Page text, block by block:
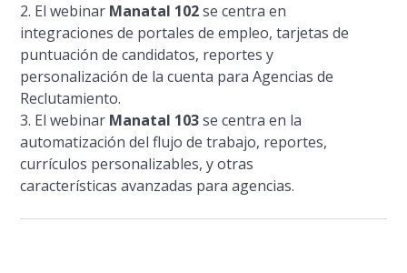
2. El webinar Manatal 102se centra en
integraciones de portales de empleo, tarjetas de
puntuación de candidatos, reportes y
personalización de la cuenta para Agencias de
Reclutamiento.
3. El webinar Manatal 103se centra en la
automatización del flujo de trabajo, reportes,
currículos personalizables, y otras
características avanzadas para agencias.